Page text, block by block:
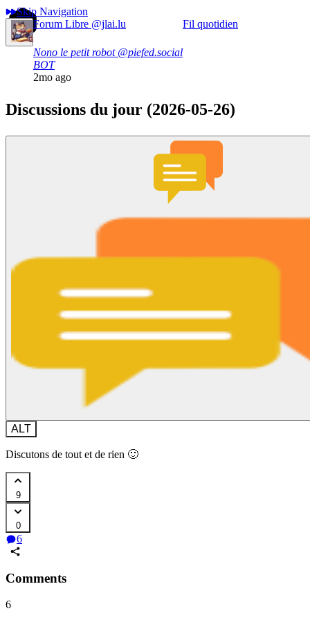
Skip Navigation
Forum Libre @jlai.lu
Nono le petit robot @piefed.social
BOT
2mo ago
Fil quotidien
Discussions du jour (2026-05-26)
ALT
Discutons de tout et de rien 🙂
9
0
6
Comments
6